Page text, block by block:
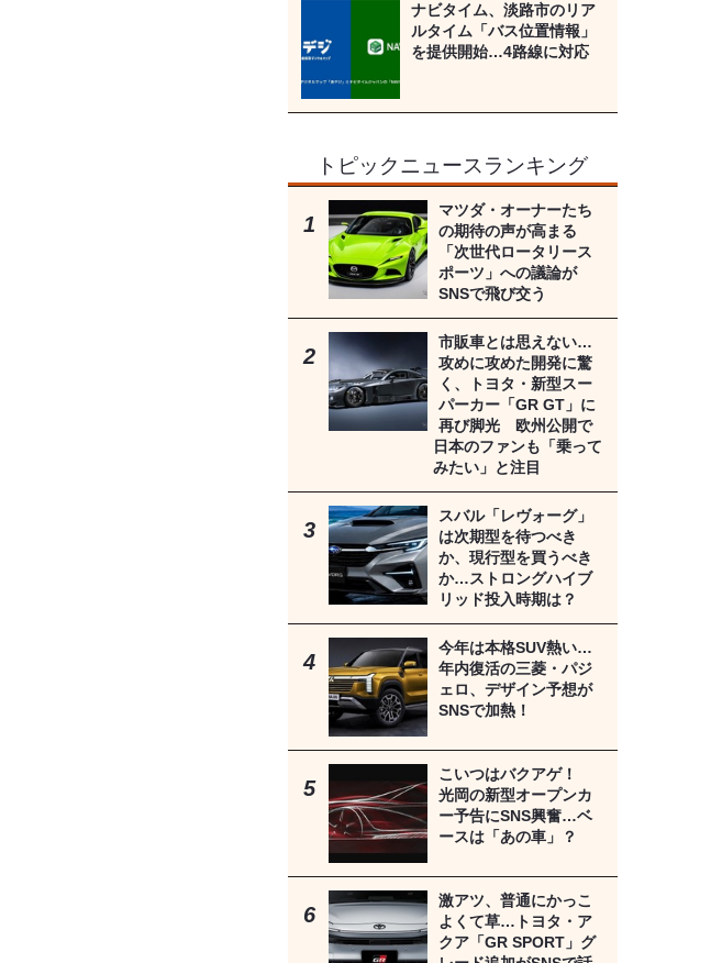
ナビタイム、淡路市のリア
ルタイム「バス位置情報」
を提供開始…4路線に対応
トピックニュースランキング
マツダ・オーナーたち
の期待の声が高まる
「次世代ロータリース
ポーツ」への議論が
SNSで飛び交う
市販車とは思えない…
攻めに攻めた開発に驚
く、トヨタ・新型スー
パーカー「GR GT」に
再び脚光 欧州公開で
日本のファンも「乗って
みたい」と注目
スバル「レヴォーグ」
は次期型を待つべき
か、現行型を買うべき
か…ストロングハイブ
リッド投入時期は？
今年は本格SUV熱い…
年内復活の三菱・パジ
ェロ、デザイン予想が
SNSで加熱！
こいつはバクアゲ！
光岡の新型オープンカ
ー予告にSNS興奮…ベ
ースは「あの車」？
激アツ、普通にかっこ
よくて草…トヨタ・ア
クア「GR SPORT」グ